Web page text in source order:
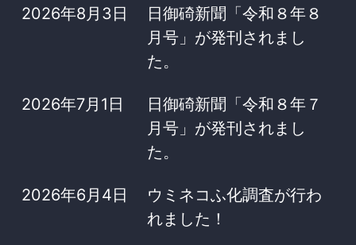
2026年8月3日
日御碕新聞「令和８年８
月号」が発刊されまし
た。
2026年7月1日
日御碕新聞「令和８年７
月号」が発刊されまし
た。
2026年6月4日
ウミネコふ化調査が行わ
れました！